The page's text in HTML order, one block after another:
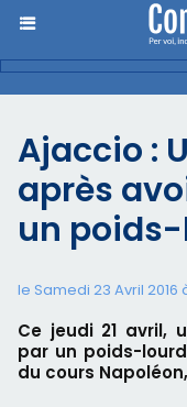
Ajaccio :
après
un
le Samedi 23 Avril 2016
Ce jeudi 21 avril,
par un poids-
du cours